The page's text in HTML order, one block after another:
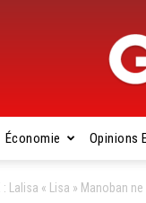
Économie Opinions
: Lalisa « Lisa » Manoban